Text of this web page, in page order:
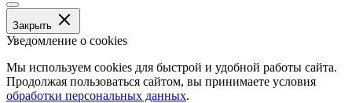
Закрыть
Уведомление о cookies
Мы используем cookies для быстрой и удобной работы сайта.
Продолжая пользоваться сайтом, вы принимаете условия
обработки персональных данных.